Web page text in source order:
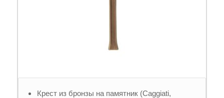
Крест из бронзы на памятник (Caggiati,